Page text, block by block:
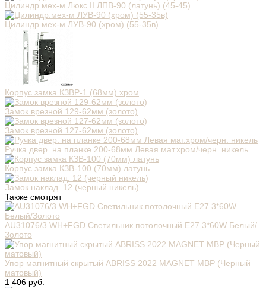
Цилиндр.мех-м Люкс II ЛПВ-90 (латунь) (45-45)
Цилиндр.мех-м ЛУВ-90 (хром) (55-35в)
Корпус замка КЗВР-1 (68мм) хром
Замок врезной 129-62мм (золото)
Замок врезной 127-62мм (золото)
Ручка двер. на планке 200-68мм Левая мат.хром/черн. никель
Корпус замка КЗВ-100 (70мм) латунь
Замок наклад. 12 (черный никель)
Также смотрят
AU31076/3 WH+FGD Светильник потолочный E27 3*60W Белый/
Золото
Упор магнитный скрытый ABRISS 2022 MAGNET MBP (Черный
матовый)
1 406 руб.